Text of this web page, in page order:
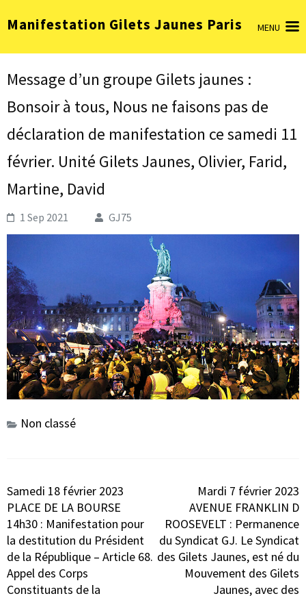
au
(Pressez
Entrée)
Manifestation Gilets Jaunes Paris MENU
Message d’un groupe Gilets jaunes :
Bonsoir à tous, Nous ne faisons pas de
déclaration de manifestation ce samedi 11
février. Unité Gilets Jaunes, Olivier, Farid,
Martine, David
1 Sep 2021 GJ75
Non classé
Navigation
de
l’article
Samedi 18 février 2023
PLACE DE LA BOURSE
14h30 : Manifestation pour
la destitution du Président
de la République – Article 68.
Appel des Corps
Constituants de la
Mardi 7 février 2023
AVENUE FRANKLIN D
ROOSEVELT : Permanence
du Syndicat GJ. Le Syndicat
des Gilets Jaunes, est né du
Mouvement des Gilets
Jaunes, avec des